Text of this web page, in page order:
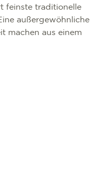
feinste traditionelle
außergewöhnliche
machen aus einem